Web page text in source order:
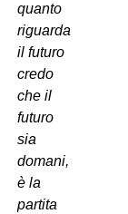
quanto
riguarda
il futuro
credo
che il
futuro
sia
domani,
è la
partita